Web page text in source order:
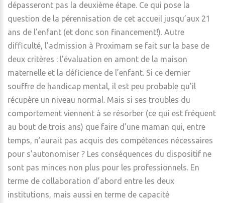
dépasseront pas la deuxième étape. Ce qui pose la
question de la pérennisation de cet accueil jusqu’aux 21
ans de l’enfant (et donc son financement!). Autre
difficulté, l’admission à Proximam se fait sur la base de
deux critères : l’évaluation en amont de la maison
maternelle et la déficience de l’enfant. Si ce dernier
souffre de handicap mental, il est peu probable qu’il
récupère un niveau normal. Mais si ses troubles du
comportement viennent à se résorber (ce qui est fréquent
au bout de trois ans) que faire d’une maman qui, entre
temps, n’aurait pas acquis des compétences nécessaires
pour s’autonomiser ? Les conséquences du dispositif ne
sont pas minces non plus pour les professionnels. En
terme de collaboration d’abord entre les deux
institutions, mais aussi en terme de capacité